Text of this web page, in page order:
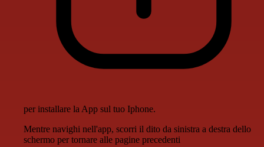
per installare la App sul tuo Iphone.
Mentre navighi nell'app, scorri il dito da sinistra a destra dello
schermo per tornare alle pagine precedenti